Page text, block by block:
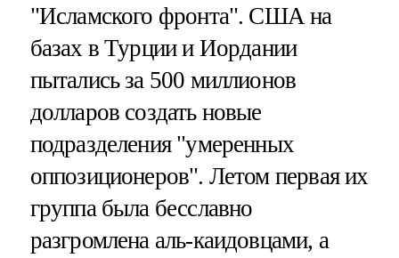
"Исламского фронта". США на
базах в Турции и Иордании
пытались за 500 миллионов
долларов создать новые
подразделения "умеренных
оппозиционеров". Летом первая их
группа была бесславно
разгромлена аль-каидовцами, а